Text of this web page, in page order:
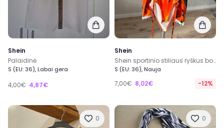
Shein
Palaidinė
S (EU: 36), Labai gera
4,00€ 4,87€
Shein
Shein sportinio stiliaus ryškus bodis su iškirpimais šonuose ir ugnies raštu S dydis
S (EU: 36), Nauja
7,00€ 8,02€ -12%
0 0